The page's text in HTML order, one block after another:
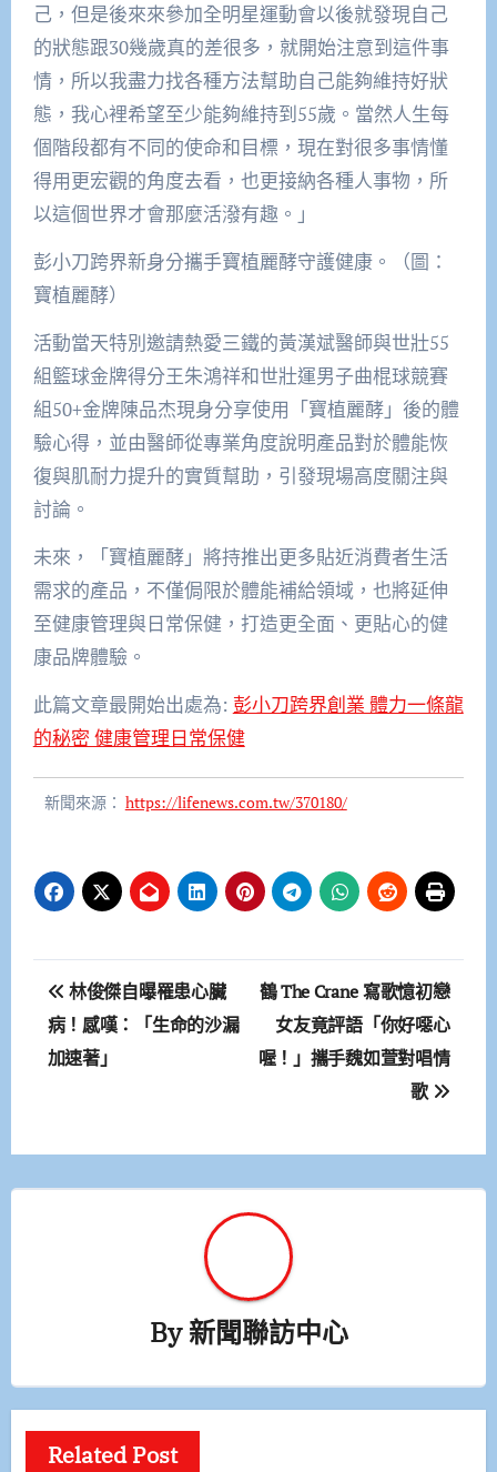
己，但是後來來參加全明星運動會以後就發現自己
的狀態跟30幾歲真的差很多，就開始注意到這件事
情，所以我盡力找各種方法幫助自己能夠維持好狀
態，我心裡希望至少能夠維持到55歲。當然人生每
個階段都有不同的使命和目標，現在對很多事情懂
得用更宏觀的角度去看，也更接納各種人事物，所
以這個世界才會那麼活潑有趣。」
彭小刀跨界新身分攜手寶植麗酵守護健康。（圖：
寶植麗酵）
活動當天特別邀請熱愛三鐵的黃漢斌醫師與世壯55
組籃球金牌得分王朱鴻祥和世壯運男子曲棍球競賽
組50+金牌陳品杰現身分享使用「寶植麗酵」後的體
驗心得，並由醫師從專業角度說明產品對於體能恢
復與肌耐力提升的實質幫助，引發現場高度關注與
討論。
未來，「寶植麗酵」將持推出更多貼近消費者生活
需求的產品，不僅侷限於體能補給領域，也將延伸
至健康管理與日常保健，打造更全面、更貼心的健
康品牌體驗。
此篇文章最開始出處為: 彭小刀跨界創業 體力一條龍
的秘密 健康管理日常保健
新聞來源： https://lifenews.com.tw/370180/
文
章
導
林俊傑自曝罹患心臟
病！感嘆：「生命的沙漏
加速著」
鶴 The Crane 寫歌憶初戀
女友竟評語「你好噁心
喔！」攜手魏如萱對唱情
歌
By新聞聯訪中心
Related Post